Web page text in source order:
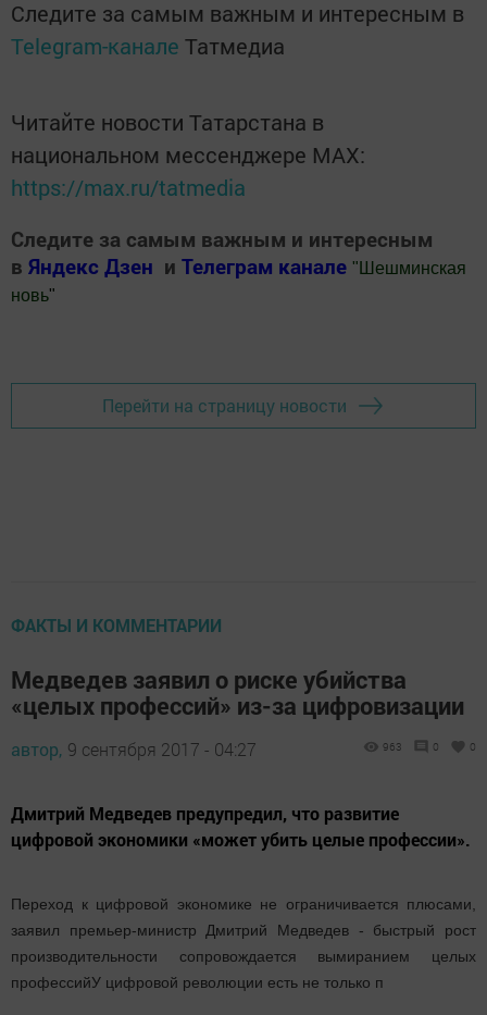
Следите за самым важным и интересным в
Telegram-канале Татмедиа
Читайте новости Татарстана в
национальном мессенджере MАХ:
https://max.ru/tatmedia
Следите за самым важным и интересным
в Яндекс Дзен и Телеграм канале " Шешминская
новь"
Перейти на страницу новости
ФАКТЫ И КОММЕНТАРИИ
Медведев заявил о риске убийства
«целых профессий» из-за цифровизации‍
автор, 9 сентября 2017 - 04:27 963 0 0
Дмитрий Медведев предупредил, что развитие
цифровой экономики «может убить целые профессии».
Переход к цифровой экономике не ограничивается плюсами,
заявил премьер-министр Дмитрий Медведев - быстрый рост
производительности сопровождается вымиранием целых
профессийУ цифровой революции есть не только п